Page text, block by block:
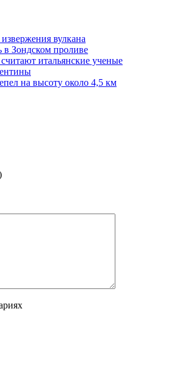
вулкана
в Зондском проливе
итальянские ученые
на высоту около 4,5 км